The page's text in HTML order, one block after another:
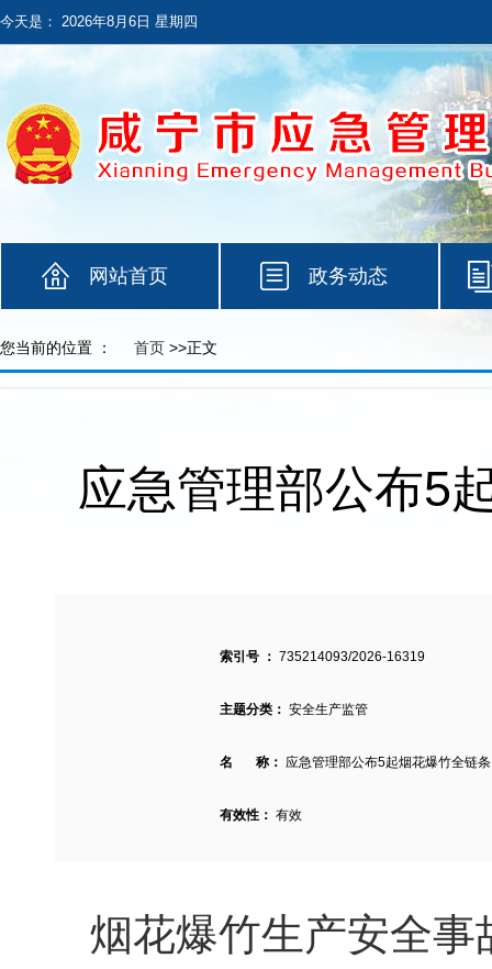
今天是： 2026年8月6日 星期四
网站首页 政务动态
您当前的位置 ： 首页 >>正文
应急管理部公布5
索引号 ： 735214093/2026-16319
主题分类： 安全生产监管
名 称： 应急管理部公布5起烟花爆竹全链条
有效性： 有效
烟花爆竹生产安全